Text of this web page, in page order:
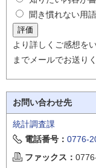
聞き慣れない用
より詳しくご感想を
までメールでお送り
お問い合わせ先
統計調査課
電話番号： 0776-
ファックス：